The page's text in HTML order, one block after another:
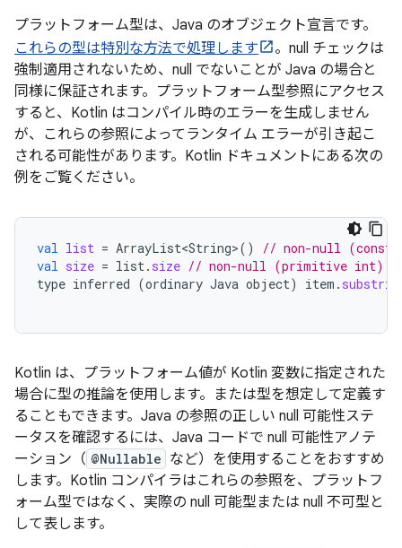
プラットフォーム型は、Java のオブジェクト宣言です。
これらの型は特別な方法で処理します
。null チェックは
強制適用されないため、null でないことが Java の場合と
同様に保証されます。プラットフォーム型参照にアクセス
すると、Kotlin はコンパイル時のエラーを生成しません
が、これらの参照によってランタイム エラーが引き起こ
される可能性があります。Kotlin ドキュメントにある次の
例をご覧ください。
val list = ArrayList<String>()
// non-null
val size = list. size // non-null (primitive int)
type inferred (ordinary Java object) item .
Kotlin は、プラットフォーム値が Kotlin 変数に指定された
場合に型の推論を使用します。または型を想定して定義す
ることもできます。Java の参照の正しい null 可能性ステ
ータスを確認するには、Java コードで null 可能性アノテ
ーション（ @Nullable など）を使用することをおすすめ
します。Kotlin コンパイラはこれらの参照を、プラットフ
ォーム型ではなく、実際の null 可能型または null 不可型と
して表します。